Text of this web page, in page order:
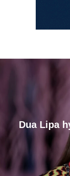
Dua Lipa